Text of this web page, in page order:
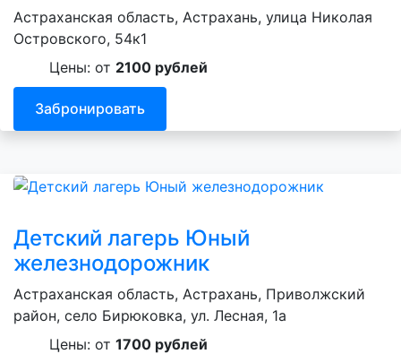
Астраханская область, Астрахань, улица Николая
Островского, 54к1
Цены: от 2100 рублей
Забронировать
Детский лагерь Юный
железнодорожник
Астраханская область, Астрахань, Приволжский
район, село Бирюковка, ул. Лесная, 1а
Цены: от 1700 рублей